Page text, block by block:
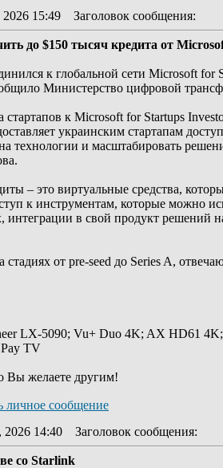
15:49 Заголовок сообщения:
до $150 тысяч кредита от
к глобальной сети Microsoft
Министерство цифровой
к Microsoft for Startups
украинским стартапам
технологии и масштабировать
– это виртуальные средства,
к инструментам, которые можно
в свой продукт решений
стадиях от pre-seed до Series A,
LX-5090; Vu+ Duo 4K; AX HD61
TV
Вы желаете другим!
14:40 Заголовок сообщения:
со Starlink